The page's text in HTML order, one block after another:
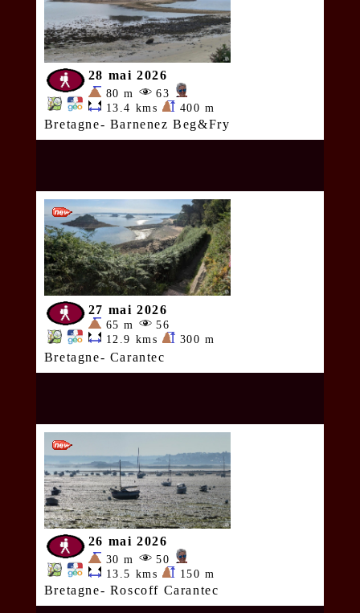
28 mai 2026
80 m
63
13.4 kms
400 m
Bretagne- Barnenez Beg&Fry
27 mai 2026
65 m
56
12.9 kms
300 m
Bretagne- Carantec
26 mai 2026
30 m
50
13.5 kms
150 m
Bretagne- Roscoff Carantec